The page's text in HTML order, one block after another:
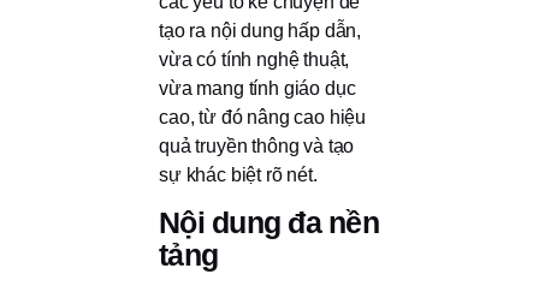
tạo ra nội dung hấp dẫn,
vừa có tính nghệ thuật,
vừa mang tính giáo dục
cao, từ đó nâng cao hiệu
quả truyền thông và tạo
sự khác biệt rõ nét.
Nội dung đa nền
tảng